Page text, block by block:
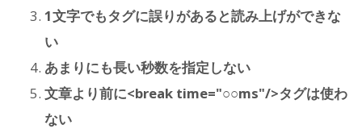
1文字でもタグに誤りがあると読み上げができな
い
あまりにも長い秒数を指定しない
文章より前に<break time="○○ms"/>タグは使わ
ない